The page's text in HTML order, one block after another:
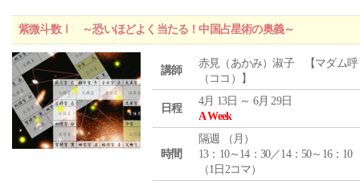
紫微斗数Ⅰ ～恐いほどよく当たる！中国占星術の奥義～
講師
赤見（あかみ）淑子 【マダム呼
（ココ）】
日程
4月 13日 ～ 6月 29日
A Week
時間
隔週 （ 月 ）
13：10～14：30／14：50～16：10
（1日2コマ）